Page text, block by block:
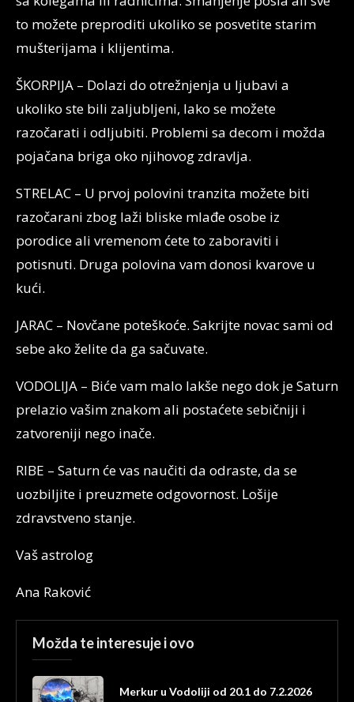
to možete preproditi ukoliko se posvetite starim
mušterijama i klijentima.
ŠKORPIJA – Dolazi do otrežnjenja u ljubavi a
ukoliko ste bili zaljubljeni, lako se možete
razočarati i odljubiti. Problemi sa decom i možda
pojačana briga oko njihovog zdravlja.
STRELAC – U prvoj polovini tranzita možete biti
razočarani zbog laži bliske mlađe osobe iz
porodice ali vremenom ćete to zaboraviti i
potisnuti. Druga polovina vam donosi kvarove u
kući.
JARAC – Novčane poteškoće. Sakrijte novac sami od
sebe ako želite da ga sačuvate.
VODOLIJA – Biće vam malo lakše nego dok je Saturn
prelazio vašim znakom ali postaćete sebičniji i
zatvoreniji nego inače.
RIBE – Saturn će vas naučiti da odraste, da se
uozbiljite i preuzmete odgovornost. Lošije
zdravstveno stanje.
Vaš astrolog
Ana Raković
Možda te interesuje i ovo
Merkur u Vodoliji od 20.1 do 7.2.2026